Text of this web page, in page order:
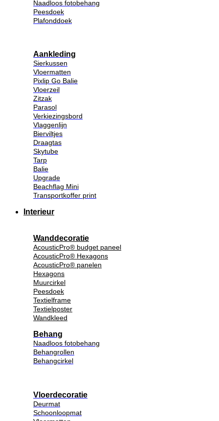
Naadloos fotobehang
Peesdoek
Plafonddoek
Aankleding
Sierkussen
Vloermatten
Pixlip Go Balie
Vloerzeil
Zitzak
Parasol
Verkiezingsbord
Vlaggenlijn
Bierviltjes
Draagtas
Skytube
Tarp
Balie
Upgrade
Beachflag Mini
Transportkoffer print
Interieur
Wanddecoratie
AcousticPro® budget paneel
AcousticPro® Hexagons
AcousticPro® panelen
Hexagons
Muurcirkel
Peesdoek
Textielframe
Textielposter
Wandkleed
Behang
Naadloos fotobehang
Behangrollen
Behangcirkel
Vloerdecoratie
Deurmat
Schoonloopmat